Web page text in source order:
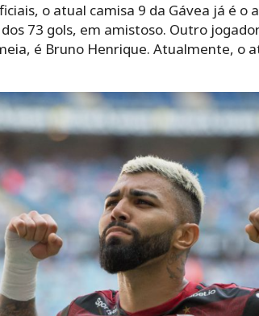
o atual camisa 9 da Gávea já é o
73 gols, em amistoso. Outro
é Bruno Henrique. Atualmente, o